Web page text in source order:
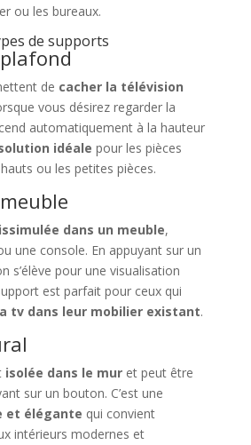
ou les bureaux.
de supports
de cacher la télévision
vous désirez regarder la
automatiquement à la hauteur
idéale pour les pièces
ou les petites pièces.
dans un meuble,
une console. En appuyant sur un
s’élève pour une visualisation
est parfait pour ceux qui
tv dans leur mobilier existant.
isolée dans le mur et peut être
sur un bouton. C’est une
et élégante qui convient
intérieurs modernes et